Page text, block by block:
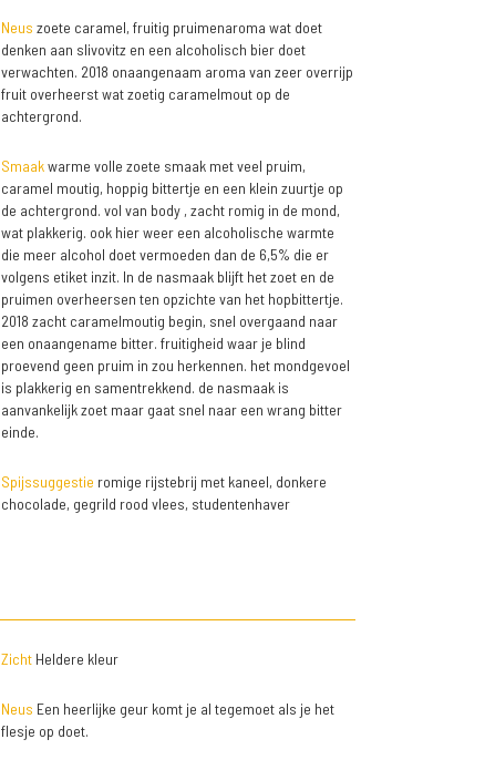
Neus zoete caramel, fruitig pruimenaroma wat doet
denken aan slivovitz en een alcoholisch bier doet
verwachten. 2018 onaangenaam aroma van zeer overrijp
fruit overheerst wat zoetig caramelmout op de
achtergrond.
Smaakwarme volle zoete smaak met veel pruim,
caramel moutig, hoppig bittertje en een klein zuurtje op
de achtergrond. vol van body , zacht romig in de mond,
wat plakkerig. ook hier weer een alcoholische warmte
die meer alcohol doet vermoeden dan de 6,5% die er
volgens etiket inzit. In de nasmaak blijft het zoet en de
pruimen overheersen ten opzichte van het hopbittertje.
2018 zacht caramelmoutig begin, snel overgaand naar
een onaangename bitter. fruitigheid waar je blind
proevend geen pruim in zou herkennen. het mondgevoel
is plakkerig en samentrekkend. de nasmaak is
aanvankelijk zoet maar gaat snel naar een wrang bitter
einde.
Spijssuggestie romige rijstebrij met kaneel, donkere
chocolade, gegrild rood vlees, studentenhaver
ZichtHeldere kleur
Neus Een heerlijke geur komt je al tegemoet als je het
flesje op doet.